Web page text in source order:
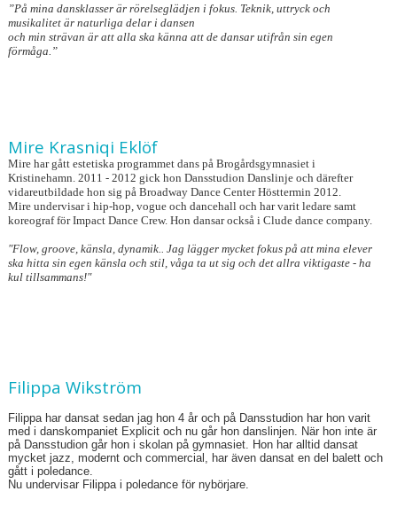
”På mina dansklasser är rörelseglädjen i fokus. Teknik, uttryck och
musikalitet är naturliga delar i dansen
och min strävan är att alla ska känna att de dansar utifrån sin egen
förmåga.”
Mire Krasniqi Eklöf
Mire har gått estetiska programmet dans på Brogårdsgymnasiet i
Kristinehamn. 2011 - 2012 gick hon Dansstudion Danslinje och därefter
vidareutbildade hon sig på Broadway Dance Center Hösttermin 2012.
Mire undervisar i hip-hop, vogue och dancehall och har varit ledare samt
koreograf för Impact Dance Crew. Hon dansar också i Clude dance company.
"Flow, groove, känsla, dynamik.. Jag lägger mycket fokus på att mina elever
ska hitta sin egen känsla och stil, våga ta ut sig och det allra viktigaste - ha
kul tillsammans!"
Filippa Wikström
Filippa har dansat sedan jag hon 4 år och på Dansstudion har hon varit
med i danskompaniet Explicit och nu går hon danslinjen. När hon inte är
på Dansstudion går hon i skolan på gymnasiet. Hon har alltid dansat
mycket jazz, modernt och commercial, har även dansat en del balett och
gått i poledance.
Nu undervisar Filippa i poledance för nybörjare.